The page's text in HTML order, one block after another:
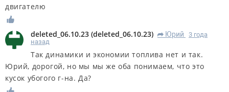
двигателю
deleted_06.10.23 (deleted_06.10.23) R Юрий
3 года
назад
Так динамики и экономии топлива нет и так.
Юрий, дорогой, но мы мы же оба понимаем, что это
кусок убогого г-на. Да?